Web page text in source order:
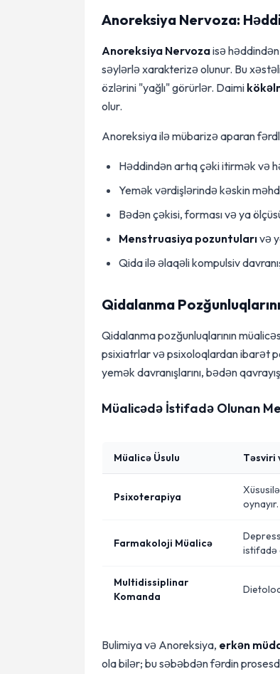
Anoreksiya Nervoza:
Anoreksiya Nervozaisə
səylərlə xarakterizə olunur. Bu
özlərini "yağlı" görürlər. Daimi
olur.
Anoreksiya ilə mübarizə aparan
Həddindən artıq çəki itirmək və
Yemək vərdişlərində kəskin
Bədən çəkisi, forması və ya
Menstruasiya pozuntularıvə
Qida ilə əlaqəli kompulsiv
Qidalanma
Qidalanma pozğunluqlarının
psixiatrlar və psixoloqlardan ibarət
yemək davranışlarını, bədən
Müalicədə İstifadə Olunan
Müalicə Üsulu Təsviri
Psixoterapiya
oynayır.
Farmakoloji Müalicə
istifadə
Multidissiplinar
Komanda
Bulimiya və Anoreksiya, erkən
ola bilər; bu səbəbdən fərdin